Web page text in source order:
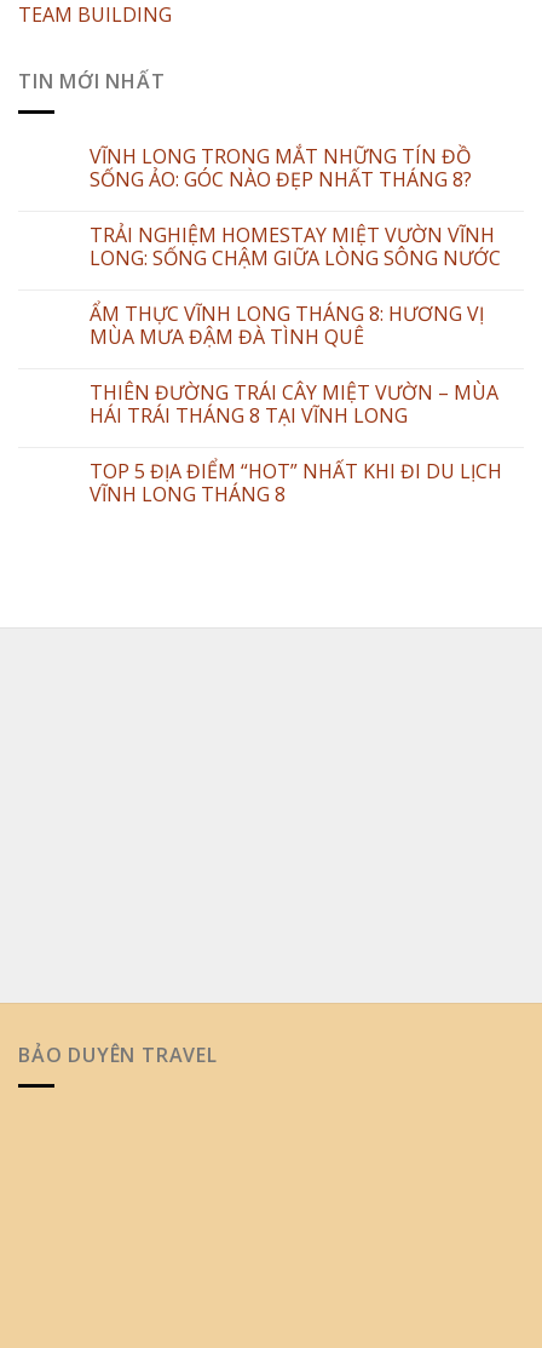
TEAM BUILDING
TIN MỚI NHẤT
VĨNH LONG TRONG MẮT NHỮNG TÍN ĐỒ
SỐNG ẢO: GÓC NÀO ĐẸP NHẤT THÁNG 8?
TRẢI NGHIỆM HOMESTAY MIỆT VƯỜN VĨNH
LONG: SỐNG CHẬM GIỮA LÒNG SÔNG NƯỚC
ẨM THỰC VĨNH LONG THÁNG 8: HƯƠNG VỊ
MÙA MƯA ĐẬM ĐÀ TÌNH QUÊ
THIÊN ĐƯỜNG TRÁI CÂY MIỆT VƯỜN – MÙA
HÁI TRÁI THÁNG 8 TẠI VĨNH LONG
TOP 5 ĐỊA ĐIỂM “HOT” NHẤT KHI ĐI DU LỊCH
VĨNH LONG THÁNG 8
BẢO DUYÊN TRAVEL